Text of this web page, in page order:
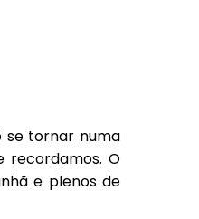
se tornar numa
recordamos. O
e plenos de